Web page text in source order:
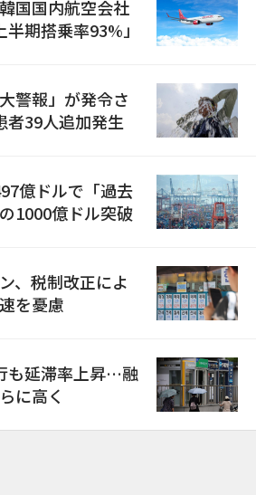
国国内航空会社
期搭乗率93%」
警報」が発令さ
者39人追加発生
億ドルで「過去
1000億ドル突破
、税制改正によ
を憂慮
も延滞率上昇…融
に高く